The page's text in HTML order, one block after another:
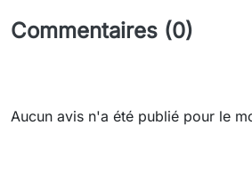
Commentaires (0)
Aucun avis n'a été publié pour le